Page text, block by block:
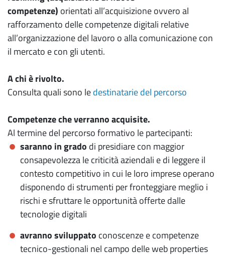
competenze) orientati all’acquisizione ovvero al
rafforzamento delle competenze digitali relative
all’organizzazione del lavoro o alla comunicazione con
il mercato e con gli utenti.
A chi è rivolto.
Consulta quali sono ledestinatarie del percorso
Competenze che verranno acquisite.
Al termine del percorso formativo le partecipanti:
saranno in grado di presidiare con maggior
consapevolezza le criticità aziendali e di leggere il
contesto competitivo in cui le loro imprese operano
disponendo di strumenti per fronteggiare meglio i
rischi e sfruttare le opportunità offerte dalle
tecnologie digitali
avranno sviluppato conoscenze e competenze
tecnico-gestionali nel campo delle web properties